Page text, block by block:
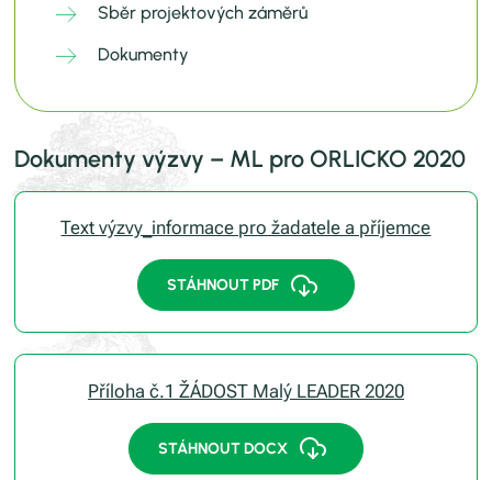
Sběr projektových záměrů
Dokumenty
Dokumenty výzvy – ML pro ORLICKO 2020
Text výzvy_informace pro žadatele a příjemce
STÁHNOUT PDF
Příloha č.1 ŽÁDOST Malý LEADER 2020
STÁHNOUT DOCX